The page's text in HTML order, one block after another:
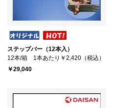
ステップバー（12本入）
12本/箱 1本あたり￥2,420（税込）
￥29,040